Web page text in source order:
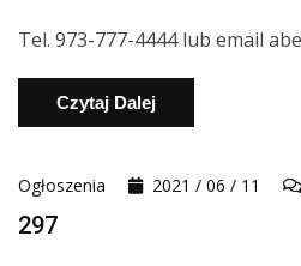
Tel. 973-777-4444 lub email
Czytaj Dalej
Ogłoszenia 2021 / 06 / 11
297